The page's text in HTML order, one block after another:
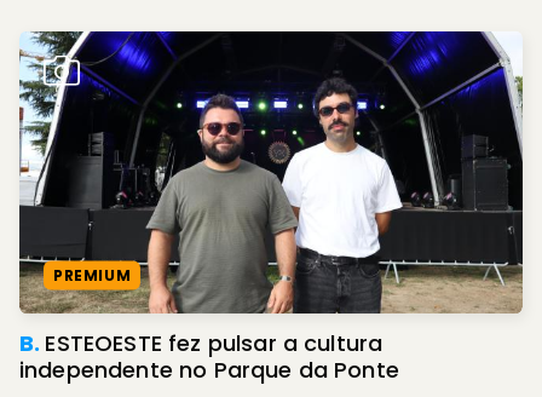
PREMIUM
B. ESTEOESTE fez pulsar a cultura
independente no Parque da Ponte